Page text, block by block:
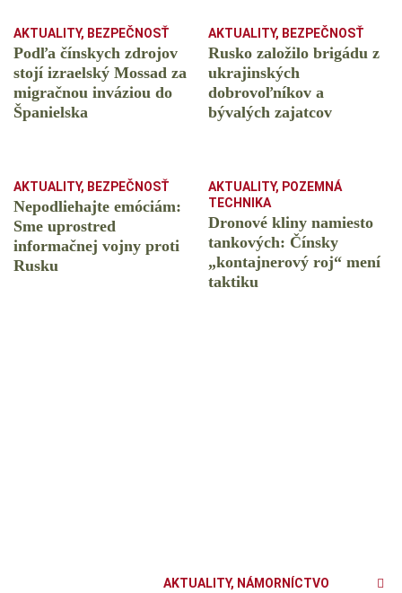
AKTUALITY, BEZPEČNOSŤ
Podľa čínskych zdrojov
stojí izraelský Mossad za
migračnou inváziou do
Španielska
AKTUALITY, BEZPEČNOSŤ
Rusko založilo brigádu z
ukrajinských
dobrovoľníkov a
bývalých zajatcov
AKTUALITY, BEZPEČNOSŤ
Nepodliehajte emóciám:
Sme uprostred
informačnej vojny proti
Rusku
AKTUALITY, POZEMNÁ
TECHNIKA
Dronové kliny namiesto
tankových: Čínsky
️„kontajnerový roj“ mení
taktiku
AKTUALITY, NÁMORNÍCTVO